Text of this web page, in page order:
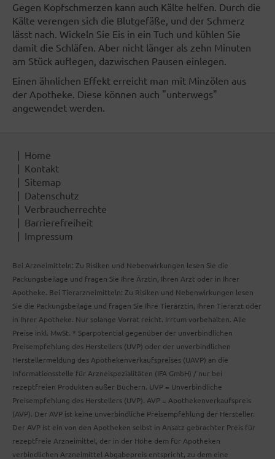
Gegen Kopfschmerzen kann auch Kälte helfen. Durch die
Kälte verengen sich die Blutgefäße, und der Schmerz
lässt nach. Wickeln Sie Eis in ein Tuch und kühlen Sie
damit die Schläfen. Aber nicht länger als zehn Minuten
am Stück auflegen, dazwischen Pausen einlegen.
Einen ähnlichen Effekt erreicht man mit Minzölen aus
der Apotheke. Diese können auch "unterwegs"
angewendet werden.
Home
Kontakt
Sitemap
Datenschutz
Verbraucherrechte
Barrierefreiheit
Impressum
Bei Arzneimitteln: Zu Risiken und Nebenwirkungen lesen Sie die
Packungsbeilage und fragen Sie Ihre Ärztin, Ihren Arzt oder in Ihrer
Apotheke. Bei Tierarzneimitteln: Zu Risiken und Nebenwirkungen lesen
Sie die Packungsbeilage und fragen Sie Ihre Tierärztin, Ihren Tierarzt oder
in Ihrer Apotheke. Nur solange Vorrat reicht. Irrtum vorbehalten. Alle
Preise inkl. MwSt. * Sparpotential gegenüber der unverbindlichen
Preisempfehlung des Herstellers (UVP) oder der unverbindlichen
Herstellermeldung des Apothekenverkaufspreises (UAVP) an die
Informationsstelle für Arzneispezialitäten (IFA GmbH) / nur bei
rezeptfreien Produkten außer Büchern. UVP = Unverbindliche
Preisempfehlung des Herstellers (UVP). AVP = Apothekenverkaufspreis
(AVP). Der AVP ist keine unverbindliche Preisempfehlung der Hersteller.
Der AVP ist ein von den Apotheken selbst in Ansatz gebrachter Preis für
rezeptfreie Arzneimittel, der in der Höhe dem für Apotheken
verbindlichen Arzneimittel Abgabepreis entspricht, zu dem eine